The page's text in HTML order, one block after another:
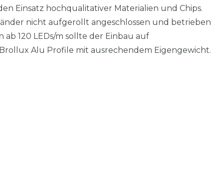
Einsatz hochqualitativer Materialien und Chips.
nicht aufgerollt angeschlossen und betrieben
120 LEDs/m sollte der Einbau auf
Alu Profile mit ausrechendem Eigengewicht.